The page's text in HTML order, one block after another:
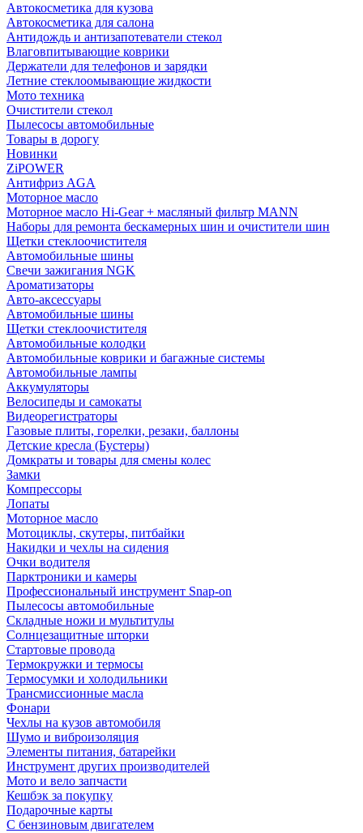
Автокосметика для кузова
Автокосметика для салона
Антидождь и антизапотеватели стекол
Влаговпитывающие коврики
Держатели для телефонов и зарядки
Летние стеклоомывающие жидкости
Мото техника
Очистители стекол
Пылесосы автомобильные
Товары в дорогу
Новинки
ZiPOWER
Антифриз AGA
Моторное масло
Моторное масло Hi-Gear + масляный фильтр MANN
Наборы для ремонта бескамерных шин и очистители шин
Щетки стеклоочистителя
Автомобильные шины
Свечи зажигания NGK
Ароматизаторы
Авто-аксессуары
Автомобильные шины
Щетки стеклоочистителя
Автомобильные колодки
Автомобильные коврики и багажные системы
Автомобильные лампы
Аккумуляторы
Велосипеды и самокаты
Видеорегистраторы
Газовые плиты, горелки, резаки, баллоны
Детские кресла (Бустеры)
Домкраты и товары для смены колес
Замки
Компрессоры
Лопаты
Моторное масло
Мотоциклы, скутеры, питбайки
Накидки и чехлы на сидения
Очки водителя
Парктроники и камеры
Профессиональный инструмент Snap-on
Пылесосы автомобильные
Складные ножи и мультитулы
Солнцезащитные шторки
Стартовые провода
Термокружки и термосы
Термосумки и холодильники
Трансмиссионные масла
Фонари
Чехлы на кузов автомобиля
Шумо и виброизоляция
Элементы питания, батарейки
Инструмент других производителей
Мото и вело запчасти
Кешбэк за покупку
Подарочные карты
С бензиновым двигателем